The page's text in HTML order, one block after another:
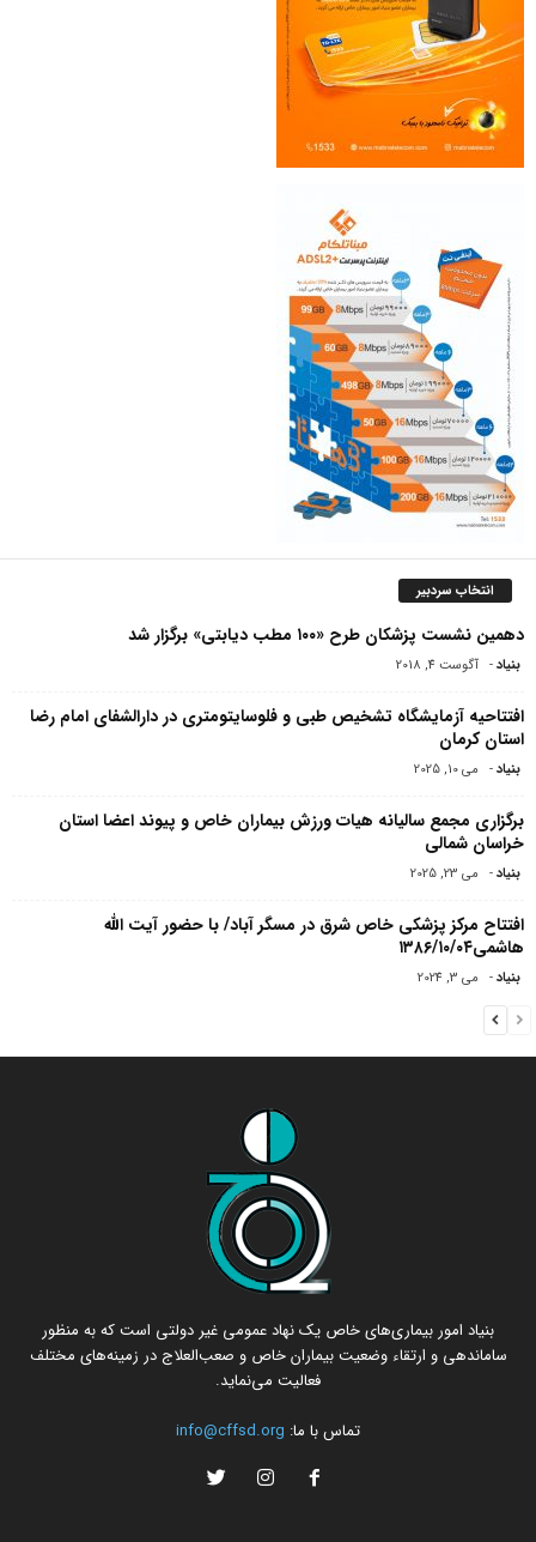
انتخاب سردبیر
دهمین نشست پزشکان طرح «۱۰۰ مطب دیابتی» برگزار شد
بنیاد- آگوست 4, 2018
افتتاحیه آزمایشگاه تشخیص طبی و فلوسایتومتری در دارالشفای امام رضا
استان کرمان
بنیاد- می 10, 2025
برگزاری مجمع سالیانه هیات ورزش بیماران خاص و پیوند اعضا استان
خراسان شمالی
بنیاد- می 23, 2025
افتتاح مرکز پزشکی خاص شرق در مسگر آباد/ با حضور آیت الله
هاشمی۱۳۸۶/۱۰/۰۴
بنیاد- می 3, 2024
بنیاد امور بیماری‌های خاص یک نهاد عمومی غیر دولتی است که به منظور
ساماندهی و ارتقاء وضعیت بیماران خاص و صعب‌العلاج در زمینه‌های مختلف
فعالیت می‌نماید.
تماس با ما: info@cffsd.org